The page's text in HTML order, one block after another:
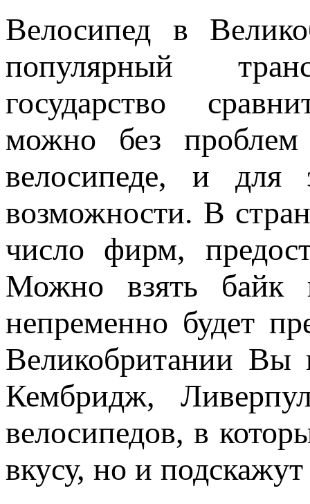
Велосипед в
популярный
государство
можно без проблем
велосипеде, и для
возможности. В
число фирм,
Можно взять байк
непременно будет
Великобритании Вы
Кембридж,
велосипедов, в
вкусу, но и